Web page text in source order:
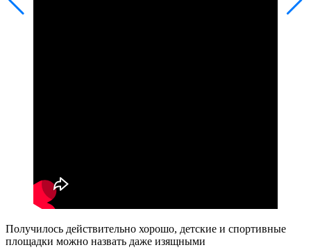
Получилось действительно хорошо, детские и спортивные
площадки можно назвать даже изящными